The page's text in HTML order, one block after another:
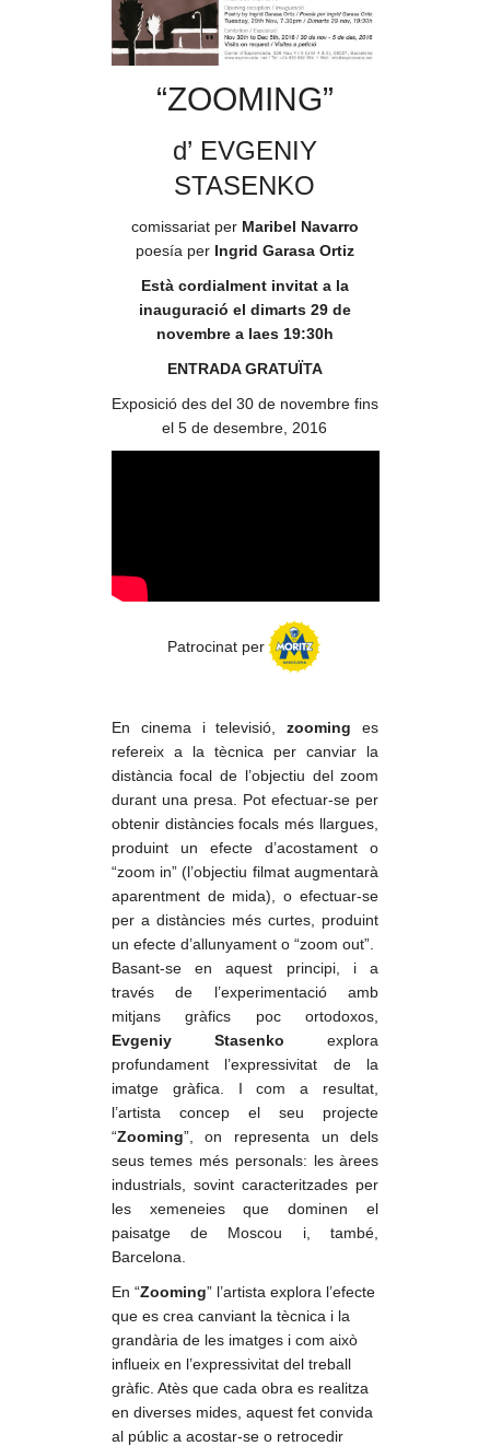
“ZOOMING”
d’ EVGENIY
STASENKO
comissariat per Maribel Navarro
poesía per Ingrid Garasa Ortiz
Està cordialment invitat a la
inauguració el dimarts 29 de
novembre a laes 19:30h
ENTRADA GRATUÏTA
Exposició des del 30 de novembre fins
el 5 de desembre, 2016
Patrocinat per
En cinema i televisió,zoominges
refereix a la tècnica per canviar la
distància focal de l’objectiu del zoom
durant una presa. Pot efectuar-se per
obtenir distàncies focals més llargues,
produint un efecte d’acostament o
“zoom in” (l’objectiu filmat augmentarà
aparentment de mida), o efectuar-se
per a distàncies més curtes, produint
un efecte d’allunyament o “zoom out”.
Basant-se en aquest principi, i a
través de l’experimentació amb
mitjans gràfics poc ortodoxos,
Evgeniy Stasenko explora
profundament l’expressivitat de la
imatge gràfica. I com a resultat,
l’artista concep el seu projecte
“Zooming”, on representa un dels
seus temes més personals: les àrees
industrials, sovint caracteritzades per
les xemeneies que dominen el
paisatge de Moscou i, també,
Barcelona.
En “Zooming” l’artista explora l’efecte
que es crea canviant la tècnica i la
grandària de les imatges i com això
influeix en l’expressivitat del treball
gràfic. Atès que cada obra es realitza
en diverses mides, aquest fet convida
al públic a acostar-se o retrocedir